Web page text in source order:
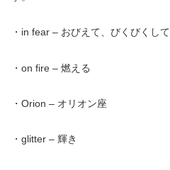
・in fear – おびえて、びくびくして
・on fire – 燃える
・Orion – オリオン座
・glitter – 輝き